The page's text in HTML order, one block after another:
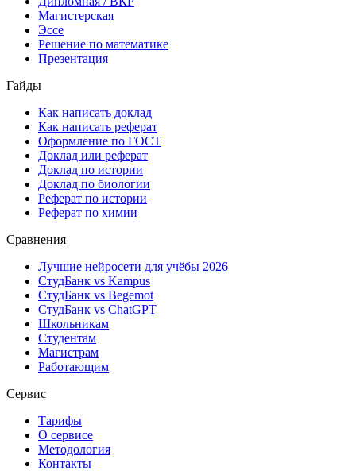
Магистерская
Эссе
Решение по математике
Презентация
Гайды
Как написать доклад
Как написать реферат
Оформление по ГОСТ
Доклад или реферат
Доклад по истории
Доклад по биологии
Реферат по истории
Реферат по химии
Сравнения
Лучшие нейросети для учёбы 2026
СтудБанк vs Kampus
СтудБанк vs Begemot
СтудБанк vs ChatGPT
Школьникам
Студентам
Магистрам
Работающим
Сервис
Тарифы
О сервисе
Методология
Контакты